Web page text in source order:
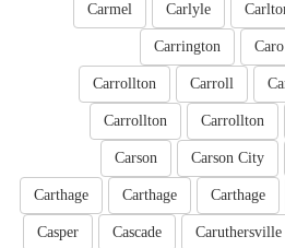
Carlyle
Carmel
Caro
Carrington
Carroll
Carrollton
Carrollton
Carrollton
Carson City
Carson
Carthage
Carthage
Carthage
Caruthersville
Cascade
Casper